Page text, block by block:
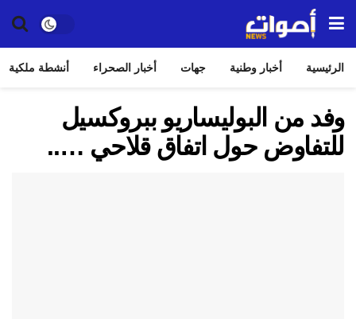
الرئيسية أخبار وطنية جهات أخبار الصحراء أنشطة ملكية
وفد من البوليساريو ببروكسيل
للتفاوض حول اتفاق قلاحي …..